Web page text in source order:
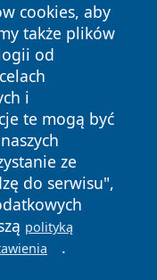
cookies, aby
także plików
od
i
te mogą być
ze
do serwisu",
polityką
.
prawa
Polityka
Cookies